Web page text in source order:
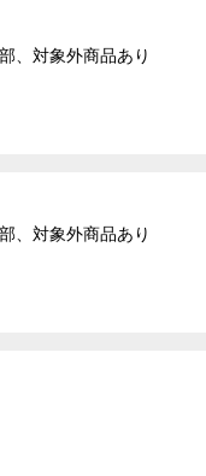
、対象外商品あり
、対象外商品あり